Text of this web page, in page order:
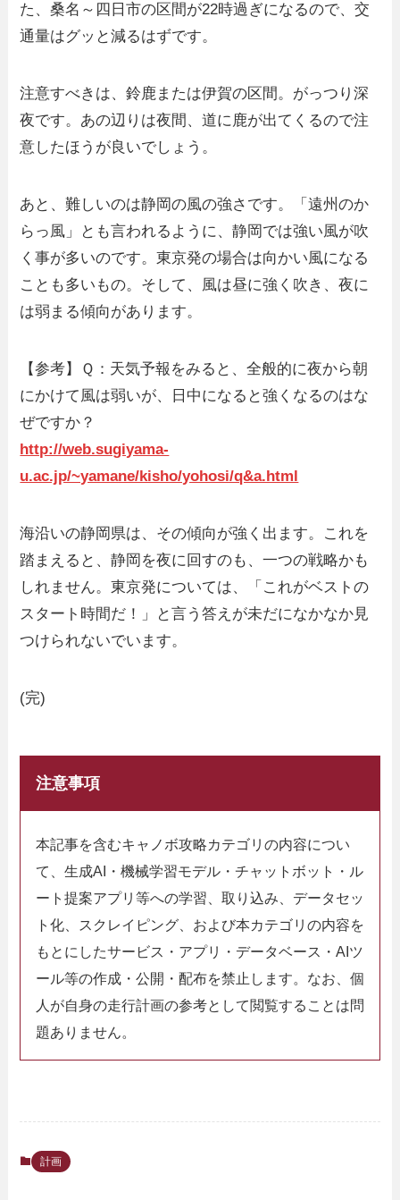
た、桑名～四日市の区間が22時過ぎになるので、交
通量はグッと減るはずです。
注意すべきは、鈴鹿または伊賀の区間。がっつり深
夜です。あの辺りは夜間、道に鹿が出てくるので注
意したほうが良いでしょう。
あと、難しいのは静岡の風の強さです。「遠州のか
らっ風」とも言われるように、静岡では強い風が吹
く事が多いのです。東京発の場合は向かい風になる
ことも多いもの。そして、風は昼に強く吹き、夜に
は弱まる傾向があります。
【参考】Ｑ：天気予報をみると、全般的に夜から朝
にかけて風は弱いが、日中になると強くなるのはな
ぜですか？
http://web.sugiyama-
u.ac.jp/~yamane/kisho/yohosi/q&a.html
海沿いの静岡県は、その傾向が強く出ます。これを
踏まえると、静岡を夜に回すのも、一つの戦略かも
しれません。東京発については、「これがベストの
スタート時間だ！」と言う答えが未だになかなか見
つけられないでいます。
(完)
注意事項
本記事を含むキャノボ攻略カテゴリの内容につい
て、生成AI・機械学習モデル・チャットボット・ル
ート提案アプリ等への学習、取り込み、データセッ
ト化、スクレイピング、および本カテゴリの内容を
もとにしたサービス・アプリ・データベース・AIツ
ール等の作成・公開・配布を禁止します。なお、個
人が自身の走行計画の参考として閲覧することは問
題ありません。
計画